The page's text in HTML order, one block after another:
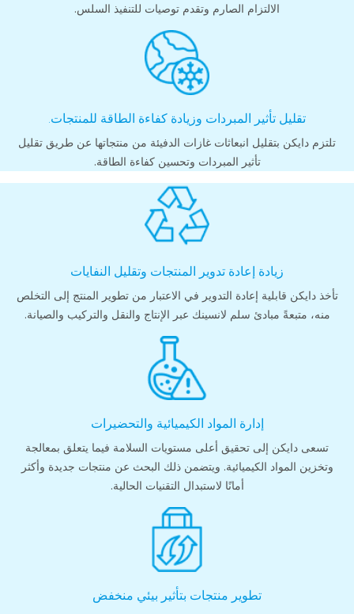
الالتزام الصارم وتقدم توصيات للتنفيذ السلس.
تقليل تأثير المبردات وزيادة كفاءة الطاقة للمنتجات.
تلتزم دايكن بتقليل انبعاثات غازات الدفيئة من منتجاتها عن طريق تقليل
تأثير المبردات وتحسين كفاءة الطاقة.
زيادة إعادة تدوير المنتجات وتقليل النفايات
تأخذ دايكن قابلية إعادة التدوير في الاعتبار من تطوير المنتج إلى التخلص
منه، متبعةً مبادئ سلم لانسينك عبر الإنتاج والنقل والتركيب والصيانة.
إدارة المواد الكيميائية والتحضيرات
تسعى دايكن إلى تحقيق أعلى مستويات السلامة فيما يتعلق بمعالجة
وتخزين المواد الكيميائية. ويتضمن ذلك البحث عن منتجات جديدة وأكثر
أمانًا لاستبدال التقنيات الحالية.
تطوير منتجات بتأثير بيئي منخفض